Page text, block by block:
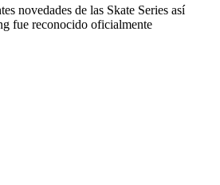
novedades de las Skate Series así
fue reconocido oficialmente